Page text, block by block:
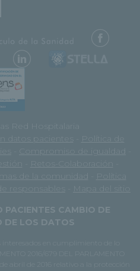
Red Hospitalaria
datos pacientes
Política de
Compromiso de igualdad
Retos-Colaboración
de la comunidad
Política
responsables
Mapa del sitio
CAMBIO DE
DE LOS DATOS
interesados en cumplimiento de lo
2016/679 DEL PARLAMENTO
abril de 2016 relativo a la protección